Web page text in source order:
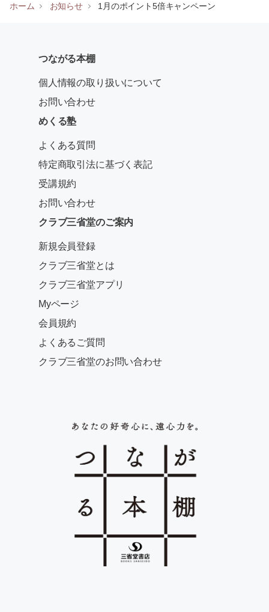
ホーム お知らせ 1月のポイント5倍キャンペーン
つながる本棚
個人情報の取り扱いについて
お問い合わせ
めくる塾
よくある質問
特定商取引法に基づく表記
受講規約
お問い合わせ
クラブ三省堂のご案内
新規会員登録
クラブ三省堂とは
クラブ三省堂アプリ
Myページ
会員規約
よくあるご質問
クラブ三省堂のお問い合わせ